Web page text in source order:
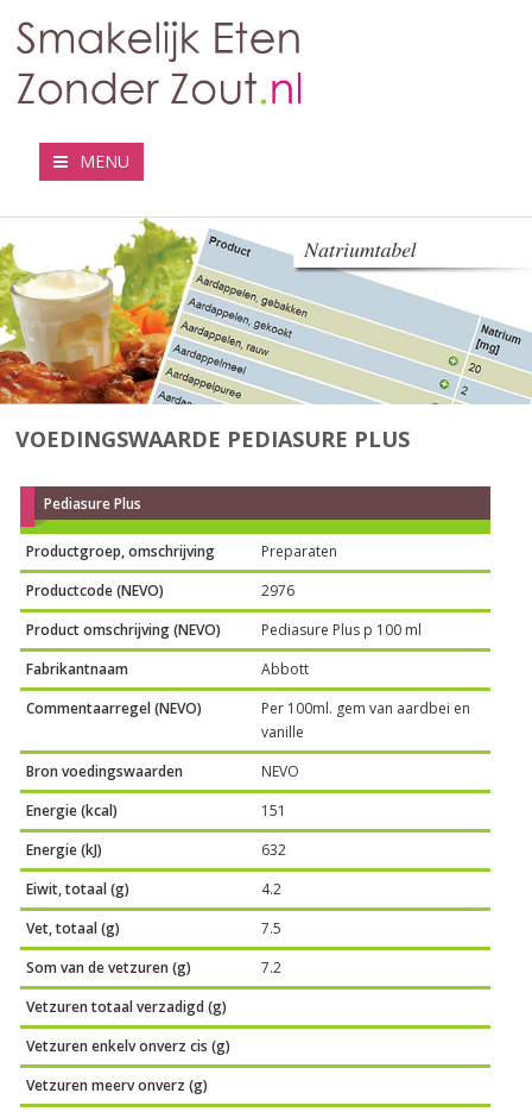
MENU
VOEDINGSWAARDE PEDIASURE PLUS
Pediasure Plus
Productgroep, omschrijving
Preparaten
Productcode (NEVO)
2976
Product omschrijving (NEVO)
Pediasure Plus p 100 ml
Fabrikantnaam
Abbott
Commentaarregel (NEVO)
Per 100ml. gem van aardbei en
vanille
Bron voedingswaarden
NEVO
Energie (kcal)
151
Energie (kJ)
632
Eiwit, totaal (g)
4.2
Vet, totaal (g)
7.5
Som van de vetzuren (g)
7.2
Vetzuren totaal verzadigd (g)
Vetzuren enkelv onverz cis (g)
Vetzuren meerv onverz (g)